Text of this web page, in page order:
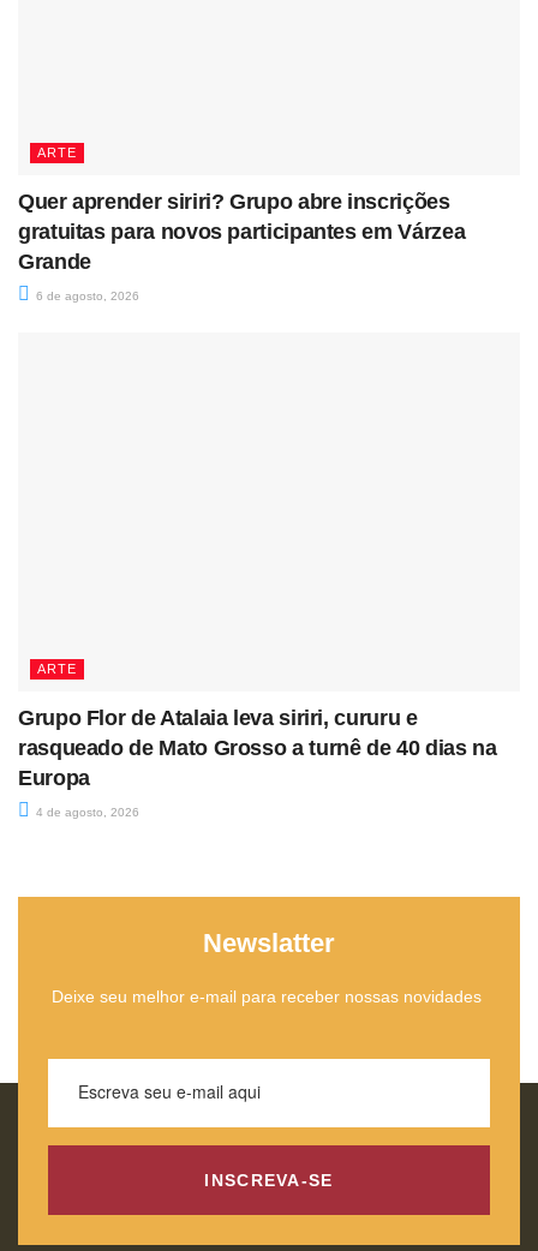
ARTE
Quer aprender siriri? Grupo abre inscrições
gratuitas para novos participantes em Várzea
Grande
6 de agosto, 2026
ARTE
Grupo Flor de Atalaia leva siriri, cururu e
rasqueado de Mato Grosso a turnê de 40 dias na
Europa
4 de agosto, 2026
Newslatter
Deixe seu melhor e-mail para receber nossas novidades
INSCREVA-SE